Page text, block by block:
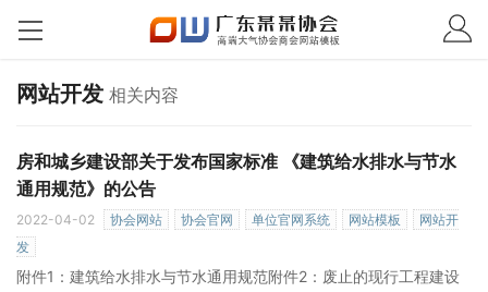
网站开发 相关内容
房和城乡建设部关于发布国家标准 《建筑给水排水与节水
通用规范》的公告
2022-04-02 协会网站 协会官网 单位官网系统 网站模板
网站开
发
附件1：建筑给水排水与节水通用规范附件2：废止的现行工程建设